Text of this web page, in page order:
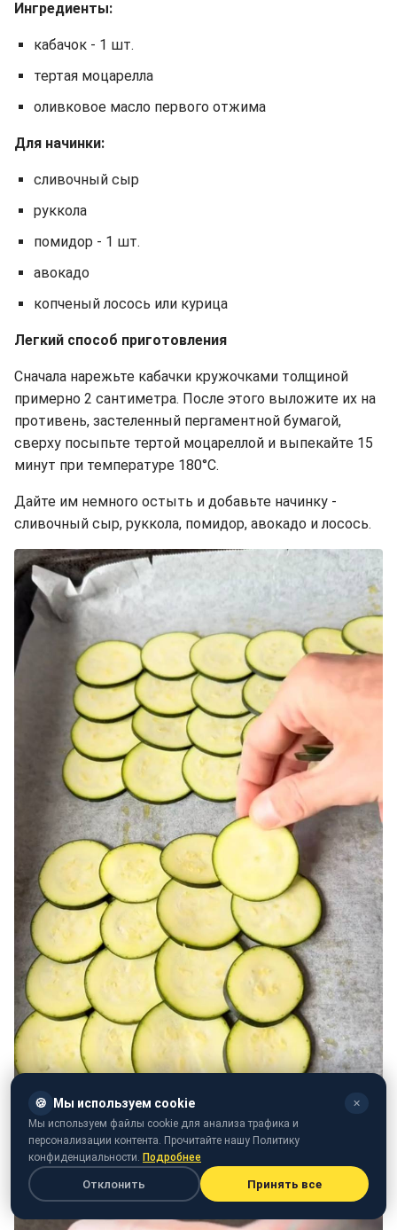
Ингредиенты:
кабачок - 1 шт.
тертая моцарелла
оливковое масло первого отжима
Для начинки:
сливочный сыр
руккола
помидор - 1 шт.
авокадо
копченый лосось или курица
Легкий способ приготовления
Сначала нарежьте кабачки кружочками толщиной
примерно 2 сантиметра. После этого выложите их на
противень, застеленный пергаментной бумагой,
сверху посыпьте тертой моцареллой и выпекайте 15
минут при температуре 180°C.
Дайте им немного остыть и добавьте начинку -
сливочный сыр, руккола, помидор, авокадо и лосось.
🍪 Мы используем cookie ✕
Мы используем файлы cookie для анализа трафика и
персонализации контента. Прочитайте нашу Политику
конфиденциальности. Подробнее
Отклонить Принять все